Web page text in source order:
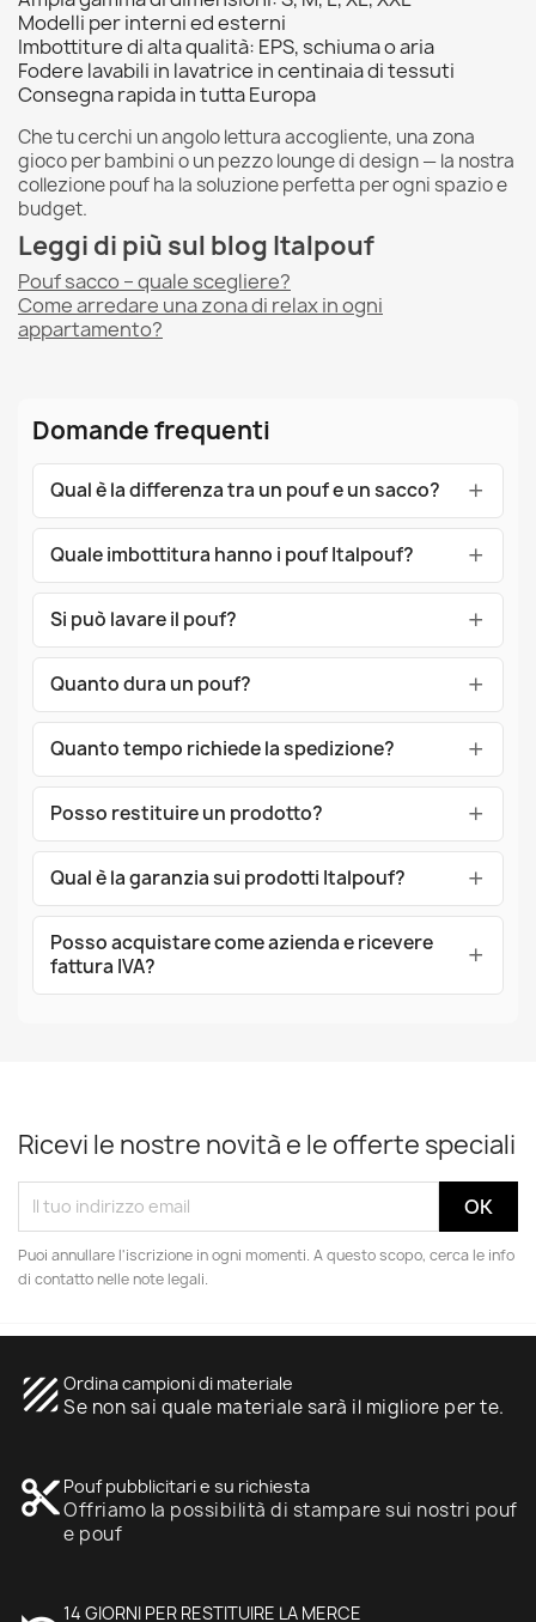
Modelli per interni ed esterni
Imbottiture di alta qualità: EPS, schiuma o aria
Fodere lavabili in lavatrice in centinaia di tessuti
Consegna rapida in tutta Europa
Che tu cerchi un angolo lettura accogliente, una zona
gioco per bambini o un pezzo lounge di design — la nostra
collezione pouf ha la soluzione perfetta per ogni spazio e
budget.
Leggi di più sul blog Italpouf
Pouf sacco – quale scegliere?
Come arredare una zona di relax in ogni
appartamento?
Domande frequenti
Qual è la differenza tra un pouf e un sacco?
Quale imbottitura hanno i pouf Italpouf?
Si può lavare il pouf?
Quanto dura un pouf?
Quanto tempo richiede la spedizione?
Posso restituire un prodotto?
Qual è la garanzia sui prodotti Italpouf?
Posso acquistare come azienda e ricevere
fattura IVA?
Ricevi le nostre novità e le offerte speciali
Puoi annullare l'iscrizione in ogni momenti. A questo scopo, cerca le info
di contatto nelle note legali.
texture Ordina campioni di materiale
Se non sai quale materiale sarà il migliore per te.
content_cut Pouf pubblicitari e su richiesta
Offriamo la possibilità di stampare sui nostri pouf
e pouf
14 GIORNI PER RESTITUIRE LA MERCE